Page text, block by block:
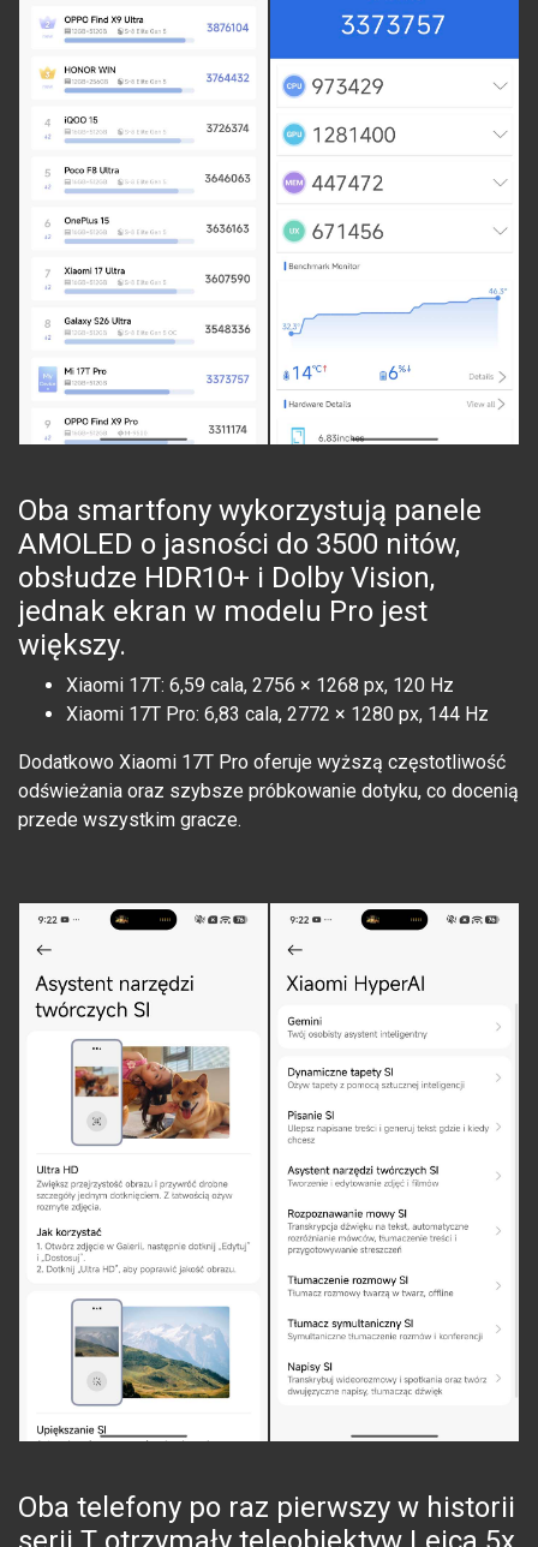
Oba smartfony wykorzystują panele
AMOLED o jasności do 3500 nitów,
obsłudze HDR10+ i Dolby Vision,
jednak ekran w modelu Pro jest
większy.
Xiaomi 17T: 6,59 cala, 2756 × 1268 px, 120 Hz
Xiaomi 17T Pro: 6,83 cala, 2772 × 1280 px, 144 Hz
Dodatkowo Xiaomi 17T Pro oferuje wyższą częstotliwość
odświeżania oraz szybsze próbkowanie dotyku, co docenią
przede wszystkim gracze.
Oba telefony po raz pierwszy w historii